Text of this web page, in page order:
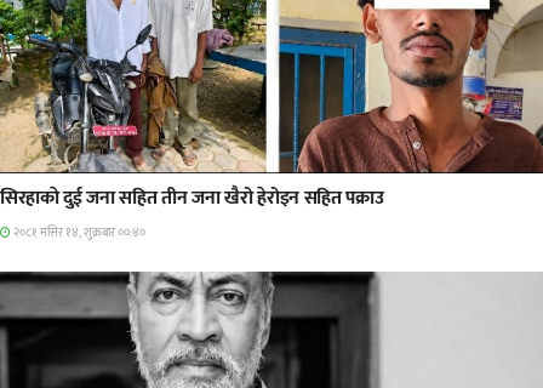
समाचार
सिरहाकाे दुई जना सहित तीन जना खैरो हेरोइन सहित पक्राउ
२०८१ मंसिर १४, शुक्रबार ००:४०